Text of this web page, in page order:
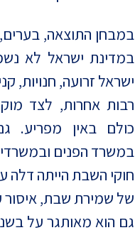
במבחן התוצאה,
במדינת ישראל לא
ישראל זרועה, חנויות,
רבות אחרות, לצד
כולם באין מפריע.
במשרד הפנים
חוקי השבת הייתה דלה
של שמירת שבת, איסור
גם הוא מאותגר על